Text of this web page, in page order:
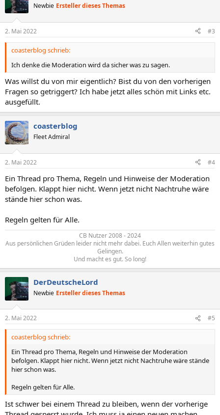
Newbie Ersteller dieses Themas
2. Mai 2022 #3
coasterblog schrieb:
Ich denke die Moderation wird da sicher was zu sagen.
Was willst du von mir eigentlich? Bist du von den vorherigen
Fragen so getriggert? Ich habe jetzt alles schön mit Links etc.
ausgefüllt.
coasterblog
Fleet Admiral
2. Mai 2022 #4
Ein Thread pro Thema, Regeln und Hinweise der Moderation
befolgen. Klappt hier nicht. Wenn jetzt nicht Nachtruhe wäre
stände hier schon was.
Regeln gelten für Alle.
CB Nutzer 2008 - 2024
Aus persönlichen Grüden leider nicht mehr dabei. Euch Allen weiterhin gutes
Gelingen.
Und macht es gut. So long!​
DerDeutscheLord
Newbie Ersteller dieses Themas
2. Mai 2022 #5
coasterblog schrieb:
Ein Thread pro Thema, Regeln und Hinweise der Moderation
befolgen. Klappt hier nicht. Wenn jetzt nicht Nachtruhe wäre stände
hier schon was.
Regeln gelten für Alle.
Ist schwer bei einem Thread zu bleiben, wenn der vorherige